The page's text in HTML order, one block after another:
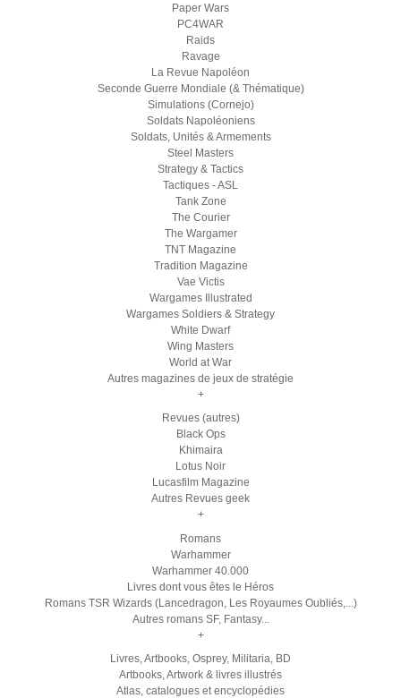
Paper Wars
PC4WAR
Raids
Ravage
La Revue Napoléon
Seconde Guerre Mondiale (& Thématique)
Simulations (Cornejo)
Soldats Napoléoniens
Soldats, Unités & Armements
Steel Masters
Strategy & Tactics
Tactiques - ASL
Tank Zone
The Courier
The Wargamer
TNT Magazine
Tradition Magazine
Vae Victis
Wargames Illustrated
Wargames Soldiers & Strategy
White Dwarf
Wing Masters
World at War
Autres magazines de jeux de stratégie
+
Revues (autres)
Black Ops
Khimaira
Lotus Noir
Lucasfilm Magazine
Autres Revues geek
+
Romans
Warhammer
Warhammer 40.000
Livres dont vous êtes le Héros
Romans TSR Wizards (Lancedragon, Les Royaumes Oubliés,...)
Autres romans SF, Fantasy...
+
Livres, Artbooks, Osprey, Militaria, BD
Artbooks, Artwork & livres illustrés
Atlas, catalogues et encyclopédies